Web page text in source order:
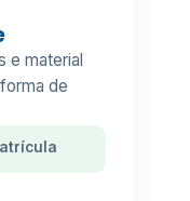
e material
de